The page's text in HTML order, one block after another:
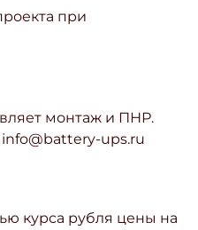
при
монтаж и ПНР.
ups.ru
курса рубля цены на